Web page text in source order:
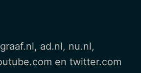
ad.nl, nu.nl,
en twitter.com